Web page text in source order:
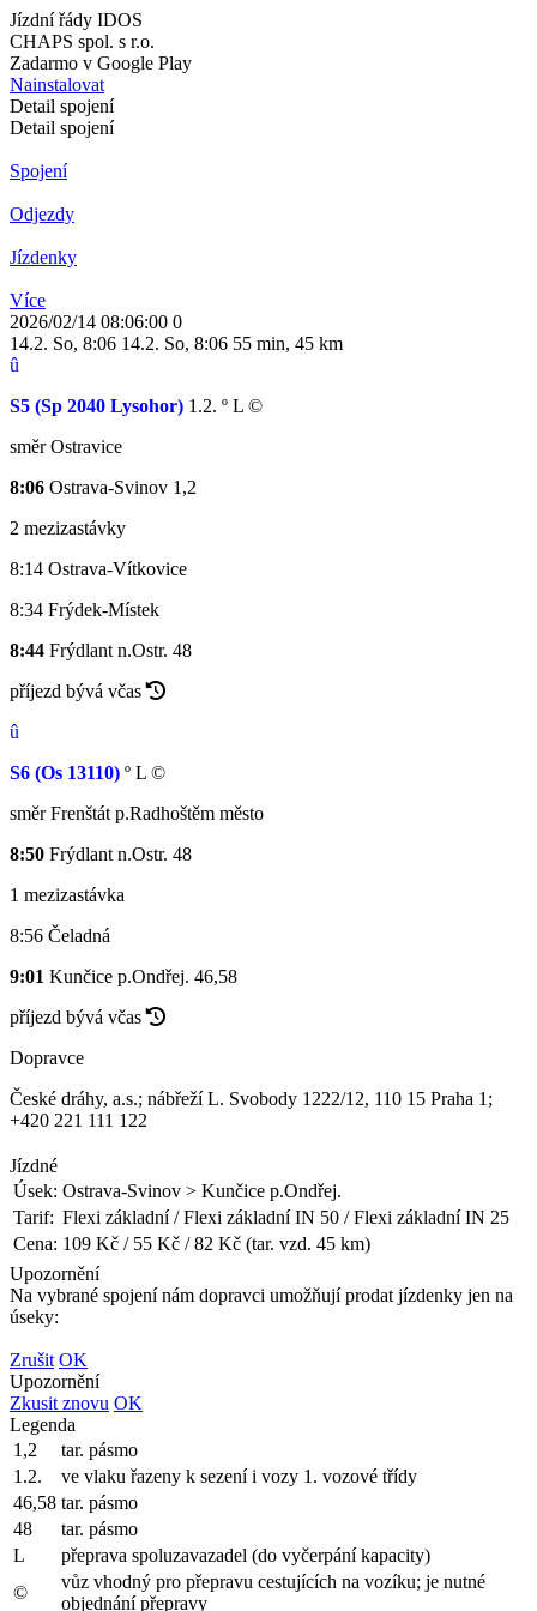
Jízdní řády IDOS
CHAPS spol. s r.o.
Zadarmo v Google Play
Nainstalovat
Detail spojení
Detail spojení
Spojení
Odjezdy
Jízdenky
Více
2026/02/14 08:06:00 0
14.2. So, 8:06 14.2. So, 8:06 55 min, 45 km
û
S5 (Sp 2040 Lysohor) 1.2. º L ©
směr Ostravice
8:06 Ostrava-Svinov 1,2
2 mezizastávky
8:14 Ostrava-Vítkovice
8:34 Frýdek-Místek
8:44 Frýdlant n.Ostr. 48
příjezd bývá včas
û
S6 (Os 13110) º L ©
směr Frenštát p.Radhoštěm město
8:50 Frýdlant n.Ostr. 48
1 mezizastávka
8:56 Čeladná
9:01 Kunčice p.Ondřej. 46,58
příjezd bývá včas
Dopravce
České dráhy, a.s.; nábřeží L. Svobody 1222/12, 110 15 Praha 1;
+420 221 111 122
Jízdné
Úsek: Ostrava-Svinov > Kunčice p.Ondřej.
Tarif: Flexi základní / Flexi základní IN 50 / Flexi základní IN 25
Cena: 109 Kč / 55 Kč / 82 Kč (tar. vzd. 45 km)
Upozornění
Na vybrané spojení nám dopravci umožňují prodat jízdenky jen na
úseky:
Zrušit OK
Upozornění
Zkusit znovu OK
Legenda
1,2
tar. pásmo
1.2.
ve vlaku řazeny k sezení i vozy 1. vozové třídy
46,58 tar. pásmo
48
tar. pásmo
L
přeprava spoluzavazadel (do vyčerpání kapacity)
©
vůz vhodný pro přepravu cestujících na vozíku; je nutné
objednání přepravy